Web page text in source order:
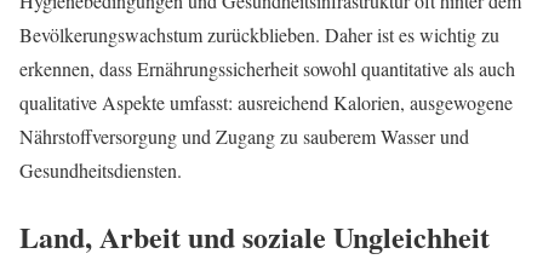
Bevölkerungswachstum zurückblieben. Daher ist es wichtig zu
erkennen, dass Ernährungssicherheit sowohl quantitative als auch
qualitative Aspekte umfasst: ausreichend Kalorien, ausgewogene
Nährstoffversorgung und Zugang zu sauberem Wasser und
Gesundheitsdiensten.
Land, Arbeit und soziale Ungleichheit